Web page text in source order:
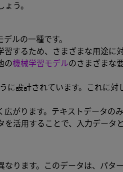
う。
ルの一種です。
するため、さまざまな用途に対
の機械学習モデルのさまざまな
に設計されています。これに対
がります。テキストデータの
活用することで、入力データ
ります。このデータは、パタ